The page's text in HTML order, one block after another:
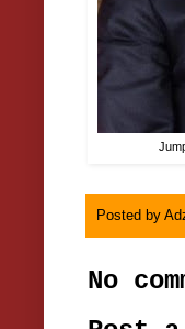
Posted by
No